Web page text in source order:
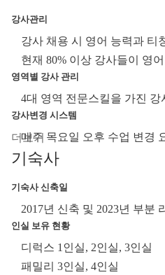
(나이와 보장 내역에 따라 상이)
용돈: 월 10~20만원 내외(학
50~100만원 이상(여가 및 소비
입학일
매주 월요일
특이사항
무
4주마다 월말 테스트 진행
특이사항
학사일정
목요일: 수업 변경 요청 상담
금요일: 졸업식 진행
소그룹 및 액티비티 수업은
성됨
액티비티 클래스는
강사관리
강사 채용 시 영어 능력과 티
현재 80% 이상 강사들이 영
영역별 강사 관리
4대 영역 전문스킬을 가진
강사변경 시스템
매주 목요일 오후 수업 변경
경 가능
서양인 강사
무
특이사항
무
기숙사
기숙사 신축일
2017년 신축 및 2023년 부분
인실 보유 현황
디럭스 1인실, 2인실, 3인실
패밀리 3인실, 4인실